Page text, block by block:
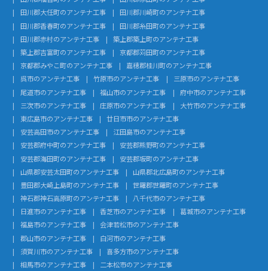
田川郡大任町のアンテナ工事
田川郡川崎町のアンテナ工事
田川郡香春町のアンテナ工事
田川郡糸田町のアンテナ工事
田川郡赤村のアンテナ工事
築上郡築上町のアンテナ工事
築上郡吉富町のアンテナ工事
京都郡苅田町のアンテナ工事
京都郡みやこ町のアンテナ工事
嘉穂郡桂川町のアンテナ工事
呉市のアンテナ工事
竹原市のアンテナ工事
三原市のアンテナ工事
尾道市のアンテナ工事
福山市のアンテナ工事
府中市のアンテナ工事
三次市のアンテナ工事
庄原市のアンテナ工事
大竹市のアンテナ工事
東広島市のアンテナ工事
廿日市市のアンテナ工事
安芸高田市のアンテナ工事
江田島市のアンテナ工事
安芸郡府中町のアンテナ工事
安芸郡熊野町のアンテナ工事
安芸郡海田町のアンテナ工事
安芸郡坂町のアンテナ工事
山県郡安芸太田町のアンテナ工事
山県郡北広島町のアンテナ工事
豊田郡大崎上島町のアンテナ工事
世羅郡世羅町のアンテナ工事
神石郡神石高原町のアンテナ工事
八千代市のアンテナ工事
日進市のアンテナ工事
香芝市のアンテナ工事
葛城市のアンテナ工事
福島市のアンテナ工事
会津若松市のアンテナ工事
郡山市のアンテナ工事
白河市のアンテナ工事
須賀川市のアンテナ工事
喜多方市のアンテナ工事
相馬市のアンテナ工事
二本松市のアンテナ工事